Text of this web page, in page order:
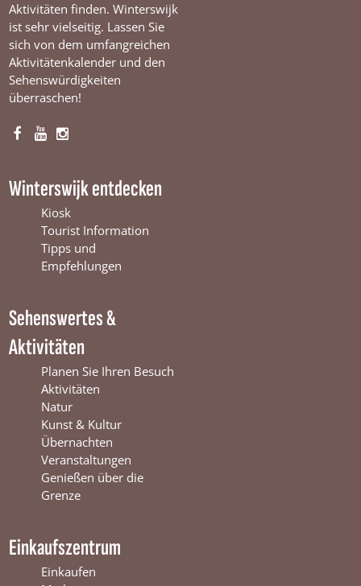
Aktivitäten finden. Winterswijk
ist sehr vielseitig. Lassen Sie
sich von dem umfangreichen
Aktivitätenkalender und den
Sehenswürdigkeiten
überraschen!
F
e
n
t
e
Y
T
u
b
e
W
t
e
r
s
w
i
j
k
I
t
a
g
r
a
i
t
e
r
s
w
i
j
k
Winterswijk entdecken
Kiosk
Tourist Information
Tipps und
Empfehlungen
Sehenswertes &
Aktivitäten
Planen Sie Ihren Besuch
Aktivitäten
Natur
Kunst & Kultur
Übernachten
Veranstaltungen
Genießen über die
Grenze
Einkaufszentrum
Einkaufen